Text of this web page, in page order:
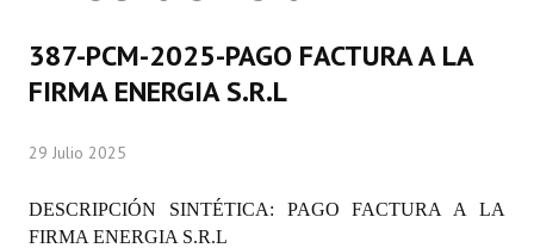
Comisiones Permanentes
Programas
387-PCM-2025-PAGO FACTURA A LA
FIRMA ENERGIA S.R.L
29 Julio 2025
DESCRIPCIÓN SINTÉTICA: PAGO FACTURA A LA
FIRMA ENERGIA S.R.L